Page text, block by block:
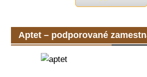
Aptet – podporované